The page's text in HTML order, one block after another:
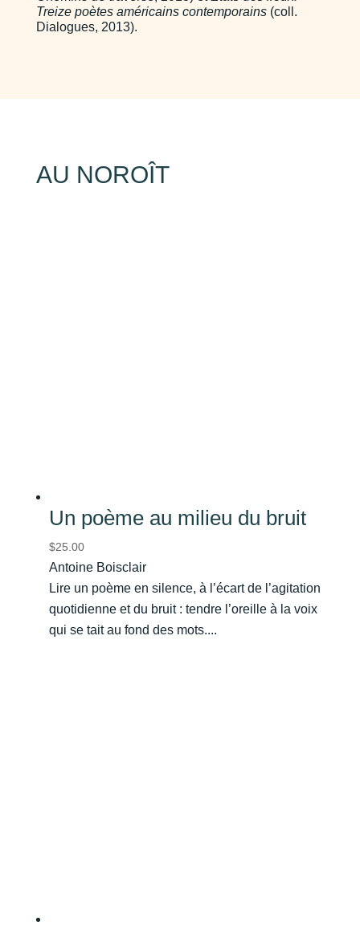
Treize poètes américains contemporains(coll.
Dialogues, 2013).
AU NOROÎT
Un poème au milieu du bruit
$25.00
Antoine Boisclair
Lire un poème en silence, à l’écart de l’agitation
quotidienne et du bruit : tendre l’oreille à la voix
qui se tait au fond des mots....